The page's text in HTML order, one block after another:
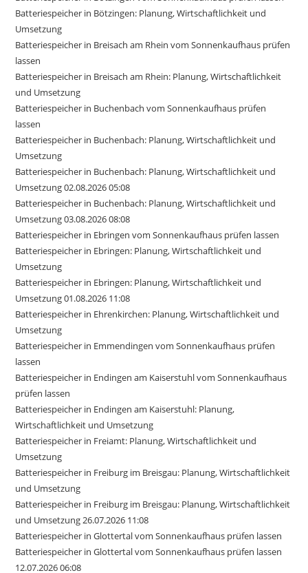
Batteriespeicher in Bötzingen: Planung, Wirtschaftlichkeit und
Umsetzung
Batteriespeicher in Breisach am Rhein vom Sonnenkaufhaus prüfen
lassen
Batteriespeicher in Breisach am Rhein: Planung, Wirtschaftlichkeit
und Umsetzung
Batteriespeicher in Buchenbach vom Sonnenkaufhaus prüfen
lassen
Batteriespeicher in Buchenbach: Planung, Wirtschaftlichkeit und
Umsetzung
Batteriespeicher in Buchenbach: Planung, Wirtschaftlichkeit und
Umsetzung 02.08.2026 05:08
Batteriespeicher in Buchenbach: Planung, Wirtschaftlichkeit und
Umsetzung 03.08.2026 08:08
Batteriespeicher in Ebringen vom Sonnenkaufhaus prüfen lassen
Batteriespeicher in Ebringen: Planung, Wirtschaftlichkeit und
Umsetzung
Batteriespeicher in Ebringen: Planung, Wirtschaftlichkeit und
Umsetzung 01.08.2026 11:08
Batteriespeicher in Ehrenkirchen: Planung, Wirtschaftlichkeit und
Umsetzung
Batteriespeicher in Emmendingen vom Sonnenkaufhaus prüfen
lassen
Batteriespeicher in Endingen am Kaiserstuhl vom Sonnenkaufhaus
prüfen lassen
Batteriespeicher in Endingen am Kaiserstuhl: Planung,
Wirtschaftlichkeit und Umsetzung
Batteriespeicher in Freiamt: Planung, Wirtschaftlichkeit und
Umsetzung
Batteriespeicher in Freiburg im Breisgau: Planung, Wirtschaftlichkeit
und Umsetzung
Batteriespeicher in Freiburg im Breisgau: Planung, Wirtschaftlichkeit
und Umsetzung 26.07.2026 11:08
Batteriespeicher in Glottertal vom Sonnenkaufhaus prüfen lassen
Batteriespeicher in Glottertal vom Sonnenkaufhaus prüfen lassen
12.07.2026 06:08